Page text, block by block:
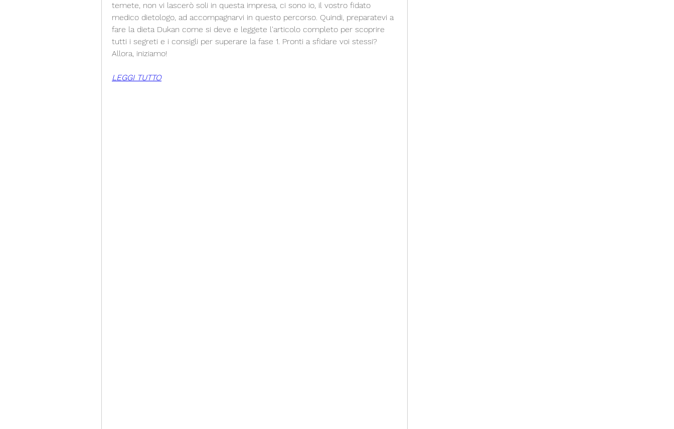
temete, non vi lascerò soli in questa impresa, ci sono io, il vostro fidato
medico dietologo, ad accompagnarvi in questo percorso. Quindi, preparatevi a
fare la dieta Dukan come si deve e leggete l'articolo completo per scoprire
tutti i segreti e i consigli per superare la fase 1. Pronti a sfidare voi stessi?
Allora, iniziamo!
LEGGI TUTTO